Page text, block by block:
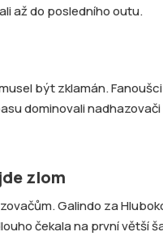
až do posledního outu.
být zklamán.
dominovali
zlom
Galindo za
čekala na první větší